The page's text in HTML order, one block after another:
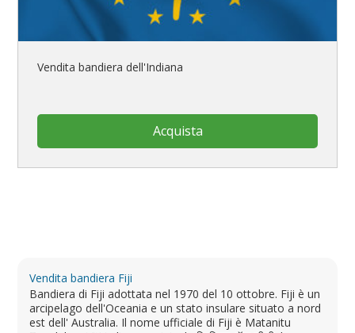
Vendita bandiera dell'Indiana
Acquista
Vendita bandiera Fiji
Bandiera di Fiji adottata nel 1970 del 10 ottobre. Fiji è un
arcipelago dell'Oceania e un stato insulare situato a nord
est dell' Australia. Il nome ufficiale di Fiji è Matanitu